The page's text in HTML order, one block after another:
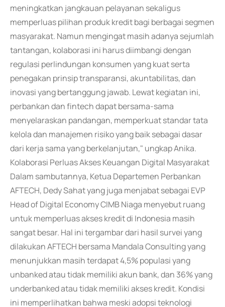
meningkatkan jangkauan pelayanan sekaligus
memperluas pilihan produk kredit bagi berbagai segmen
masyarakat. Namun mengingat masih adanya sejumlah
tantangan, kolaborasi ini harus diimbangi dengan
regulasi perlindungan konsumen yang kuat serta
penegakan prinsip transparansi, akuntabilitas, dan
inovasi yang bertanggung jawab. Lewat kegiatan ini,
perbankan dan fintech dapat bersama-sama
menyelaraskan pandangan, memperkuat standar tata
kelola dan manajemen risiko yang baik sebagai dasar
dari kerja sama yang berkelanjutan," ungkap Anika.
Kolaborasi Perluas Akses Keuangan Digital Masyarakat
Dalam sambutannya, Ketua Departemen Perbankan
AFTECH, Dedy Sahat yang juga menjabat sebagai EVP
Head of Digital Economy CIMB Niaga menyebut ruang
untuk memperluas akses kredit di Indonesia masih
sangat besar. Hal ini tergambar dari hasil survei yang
dilakukan AFTECH bersama Mandala Consulting yang
menunjukkan masih terdapat 4,5% populasi yang
unbanked atau tidak memiliki akun bank, dan 36% yang
underbanked atau tidak memiliki akses kredit. Kondisi
ini memperlihatkan bahwa meski adopsi teknologi